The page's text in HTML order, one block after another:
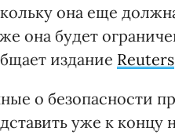
она еще
она будет
издание Reuters
о безопасности
уже к концу